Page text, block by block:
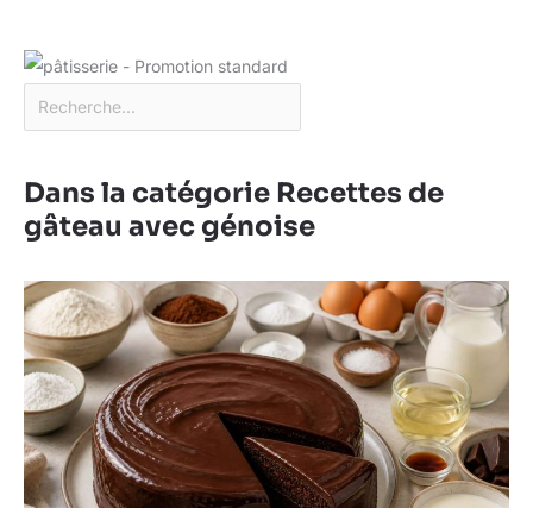
Dans la catégorie Recettes de
gâteau avec génoise